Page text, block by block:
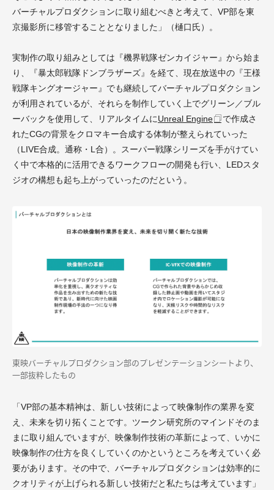
バーチャルプロダクションに取り組むべきと考えて、VP部を東
京撮影所に移管することとなりました」（樋口氏）。
実制作の取り組みとしては『機界戦隊ゼンカイジャー』から始ま
り、『暴太郎戦隊ドンブラザーズ』を経て、現在放送中の『王様
戦隊キングオージャー』でも継続してバーチャルプロダクション
が利用されているが、それらを制作していく上でグリーン／ブル
ーバックを使用して、リアルタイムにUnreal Engine
で作成さ
れたCGの背景をクロマキー合成する体制が整えられていった
（LIVE合成。通称・L合）。スーパー戦隊シリーズを手がけてい
く中で本格的に活用できるワークフローの開発も行い、LEDスタ
ジオの構想も起ち上がっていったのだという。
東映バーチャルプロダクション部のプレゼンテーションシートより、
一部抜粋したもの
「VP部の基本精神は、新しい技術によって映像制作の業界を変
え、未来を切り拓くことです。ツークン研究所のマインドそのま
まに取り組んでいますが、映像制作技術の革新によって、いかに
映像制作の仕方を良くしていくのかというところを考えていく必
要があります。その中で、バーチャルプロダクションは効率的に
クオリティが上げられる新しい技術だと私たちは考えています」